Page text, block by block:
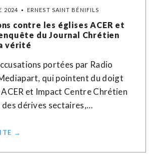
2024 ERNEST SAINT BÉNIFILS
contre les églises ACER et
du Journal Chrétien
vérité
portées par Radio
qui pointent du doigt
et Impact Centre Chrétien
des dérives sectaires,…
→